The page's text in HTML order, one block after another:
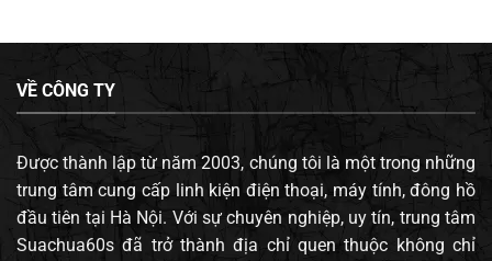
VỀ CÔNG TY
Được thành lập từ năm 2003, chúng tôi là một trong những
trung tâm cung cấp linh kiện điện thoại, máy tính, đông hồ
đầu tiên tại Hà Nội. Với sự chuyên nghiệp, uy tín, trung tâm
Suachua60s đã trở thành địa chỉ quen thuộc không chỉ